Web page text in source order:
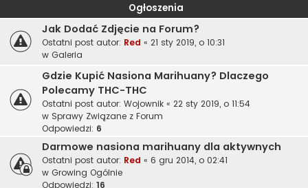
Ogłoszenia
Jak Dodać Zdjęcie na Forum?
Ostatni post autor: Red « 21 sty 2019, o 10:31
w Galeria
Gdzie Kupić Nasiona Marihuany? Dlaczego
Polecamy THC-THC
Ostatni post autor: Wojownik « 22 sty 2019, o 11:54
w Sprawy Związane z Forum
Odpowiedzi: 6
Darmowe nasiona marihuany dla aktywnych
Ostatni post autor: Red « 6 gru 2014, o 02:41
w Growing Ogólnie
Odpowiedzi: 16